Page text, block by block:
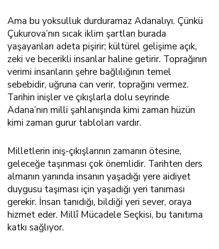
Ama bu yoksulluk durduramaz Adanalıyı. Çünkü
Çukurova’nın sıcak iklim şartları burada
yaşayanları adeta pişirir; kültürel gelişime açık,
zeki ve becerikli insanlar haline getirir. Toprağının
verimi insanların şehre bağlılığının temel
sebebidir, uğruna can verir, toprağını vermez.
Tarihin inişler ve çıkışlarla dolu seyrinde
Adana’nın milli şahlanışında kimi zaman hüzün
kimi zaman gurur tabloları vardır.
Milletlerin iniş-çıkışlarının zamanın ötesine,
geleceğe taşınması çok önemlidir. Tarihten ders
almanın yanında insanın yaşadığı yere aidiyet
duygusu taşıması için yaşadığı yeri tanıması
gerekir. İnsan tanıdığı, bildiği yeri sever, oraya
hizmet eder. Millî Mücadele Seçkisi, bu tanıtıma
katkı sağlıyor.